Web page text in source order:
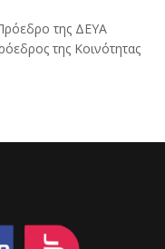
της ΔΕΥΑ
της Κοινότητας